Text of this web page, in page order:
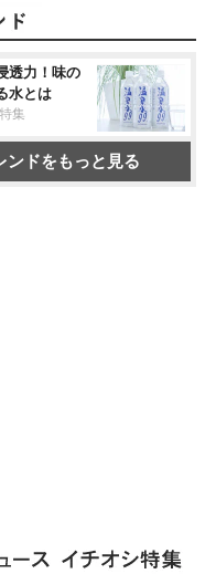
透力！味の
水とは
集
ンドをもっと見る